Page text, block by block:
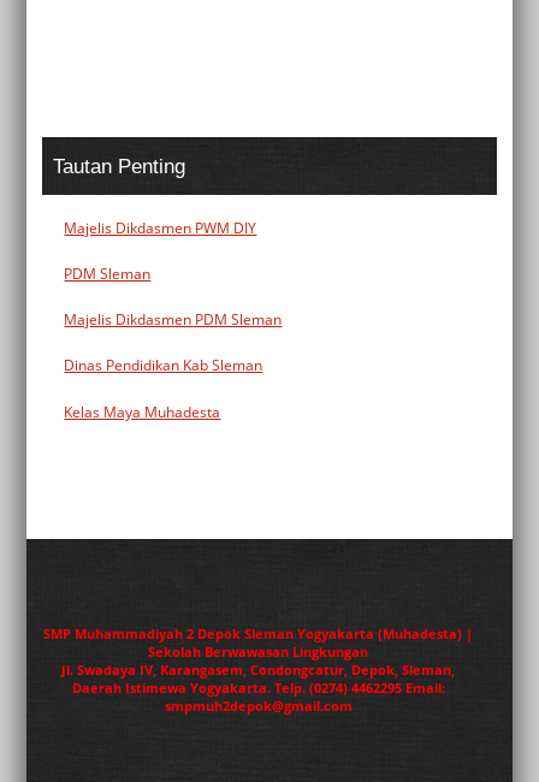
Tautan Penting
Majelis Dikdasmen PWM DIY
PDM Sleman
Majelis Dikdasmen PDM Sleman
Dinas Pendidikan Kab Sleman
Kelas Maya Muhadesta
SMP Muhammadiyah 2 Depok Sleman Yogyakarta (Muhadesta) |
Sekolah Berwawasan Lingkungan
Jl. Swadaya IV, Karangasem, Condongcatur, Depok, Sleman,
Daerah Istimewa Yogyakarta. Telp. (0274) 4462295 Email:
smpmuh2depok@gmail.com